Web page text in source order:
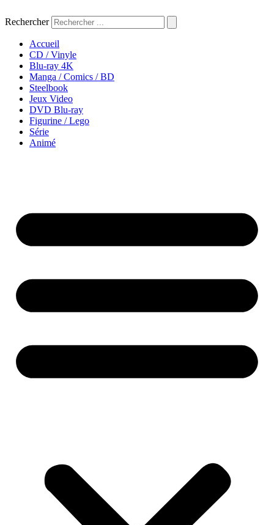
au
Rechercher
Accueil
CD / Vinyle
Blu-ray 4K
Manga / Comics / BD
Steelbook
Jeux Video
DVD Blu-ray
Figurine / Lego
Série
Animé